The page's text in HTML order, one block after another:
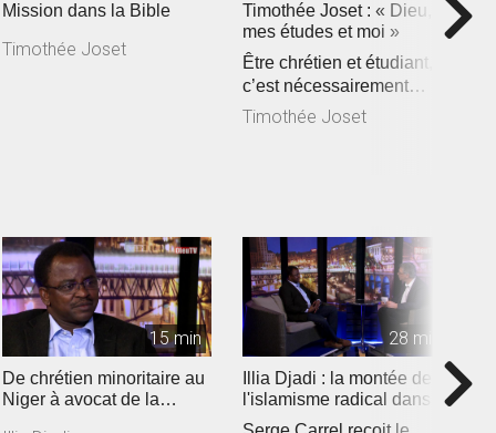
Mission dans la Bible
Timothée Joset
Timothée Joset : « Dieu,
mes études et moi »
Être chrétien et étudiant,
c’est nécessairement
assister à la rencontre e...
Timothée Joset
15 min
De chrétien minoritaire au
Niger à avocat de la
28 min
Illia Djadi : la montée de
l'islamisme radical dans
les pays du Sahel